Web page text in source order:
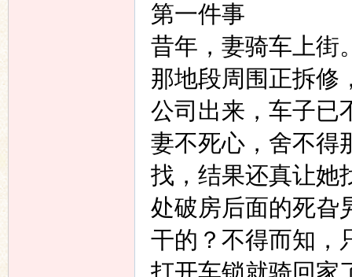
第一件事
昔年，妻骑车上街
那地段周围正拆修
公司出来，车子已
妻不死心，舍不得
找，结果还真让
处破房后面的死旮
干的？不得而知，